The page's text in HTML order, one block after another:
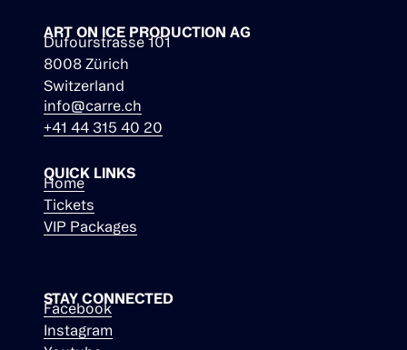
ART ON ICE PRODUCTION AG
Dufourstrasse 101
8008 Zürich
Switzerland
info@carre.ch
+41 44 315 40 20
QUICK LINKS
Home
Tickets
VIP Packages
STAY CONNECTED
Facebook
Instagram